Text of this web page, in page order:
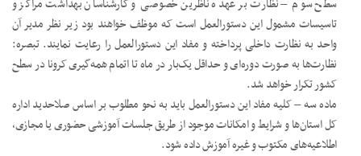
سطح سوم – نظارت بر عهده ناظرین خصوصی و کارشناسان بهداشت مراکز و
تاسیسات مشمول این دستورالعمل است که موظف خواهند بود زیر نظر مدیر آن
واحد به نظارت داخلی پرداخته و مفاد این دستورالعمل را رعایت نمایند. تبصره:
نظارت‌ها به صورت دوره‌ای و حداقل یک‌بار در ماه تا اتمام همه‌گیری کرونا در سطح
کشور تکرار خواهد شد.
ماده سه – کلیه مفاد این دستورالعمل باید به نحو مطلوب بر اساس صلاحدید اداره
کل استان‌ها و شرایط و امکانات موجود از طریق جلسات آموزشی حضوری یا مجازی،
اطلاعیه‌های مکتوب و غیره آموزش داده شود.